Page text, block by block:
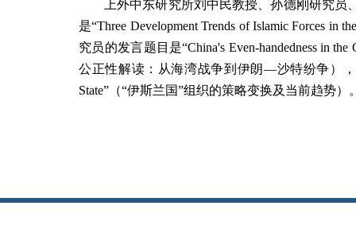
上外中东研究所刘中民教授、孙德刚研究
是“Three Development Trends of Islamic Forces in
究员的发言题目是“China's Even-handedness in
公正性解读：从海湾战争到伊朗—沙特纷争）
State”（“伊斯兰国”组织的策略变换及当前趋势）